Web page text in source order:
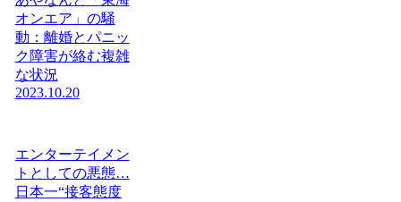
オンエア」の騒
動：離婚とパニッ
ク障害が絡む複雑
な状況
2023.10.20
エンターテイメン
トとしての悪態…
日本一“接客態度